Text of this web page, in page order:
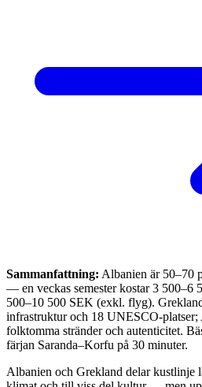
Sammanfattning: Albanien är 50–70
— en veckas semester kostar 3 500–6
500–10 500 SEK (exkl. flyg).
infrastruktur och 18 UNESCO-platser;
folktomma stränder och autenticitet.
färjan Saranda–Korfu på 30 minuter.
Albanien och Grekland delar kustlinje